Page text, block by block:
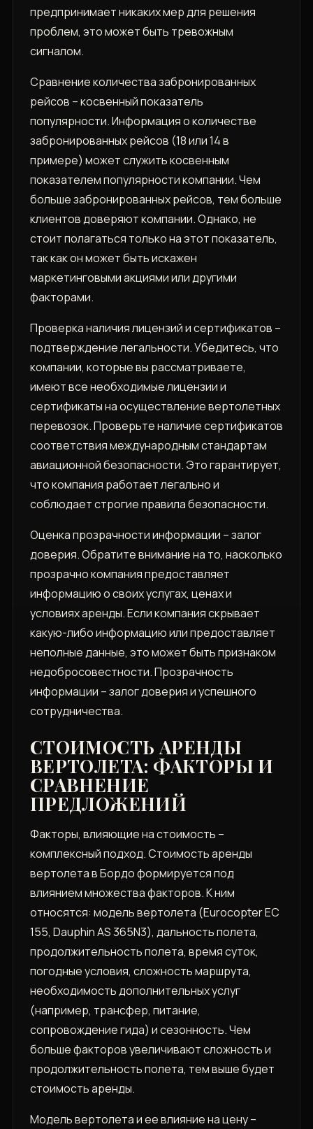
предпринимает никаких мер для решения
проблем, это может быть тревожным
сигналом.
Сравнение количества забронированных
рейсов – косвенный показатель
популярности. Информация о количестве
забронированных рейсов (18 или 14 в
примере) может служить косвенным
показателем популярности компании. Чем
больше забронированных рейсов, тем больше
клиентов доверяют компании. Однако, не
стоит полагаться только на этот показатель,
так как он может быть искажен
маркетинговыми акциями или другими
факторами.
Проверка наличия лицензий и сертификатов –
подтверждение легальности. Убедитесь, что
компании, которые вы рассматриваете,
имеют все необходимые лицензии и
сертификаты на осуществление вертолетных
перевозок. Проверьте наличие сертификатов
соответствия международным стандартам
авиационной безопасности. Это гарантирует,
что компания работает легально и
соблюдает строгие правила безопасности.
Оценка прозрачности информации – залог
доверия. Обратите внимание на то, насколько
прозрачно компания предоставляет
информацию о своих услугах, ценах и
условиях аренды. Если компания скрывает
какую-либо информацию или предоставляет
неполные данные, это может быть признаком
недобросовестности. Прозрачность
информации – залог доверия и успешного
сотрудничества.
СТОИМОСТЬ АРЕНДЫ
ВЕРТОЛЕТА: ФАКТОРЫ И
СРАВНЕНИЕ
ПРЕДЛОЖЕНИЙ
Факторы, влияющие на стоимость –
комплексный подход. Стоимость аренды
вертолета в Бордо формируется под
влиянием множества факторов. К ним
относятся: модель вертолета (Eurocopter EC
155, Dauphin AS 365N3), дальность полета,
продолжительность полета, время суток,
погодные условия, сложность маршрута,
необходимость дополнительных услуг
(например, трансфер, питание,
сопровождение гида) и сезонность. Чем
больше факторов увеличивают сложность и
продолжительность полета, тем выше будет
стоимость аренды.
Модель вертолета и ее влияние на цену –